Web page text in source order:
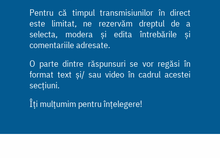
Pentru că timpul transmisiunilor în direct
este limitat, ne rezervăm dreptul de a
selecta, modera și edita întrebările și
comentariile adresate.
O parte dintre răspunsuri se vor regăsi în
format text și/ sau video în cadrul acestei
secțiuni.
Îți mulțumim pentru înțelegere!